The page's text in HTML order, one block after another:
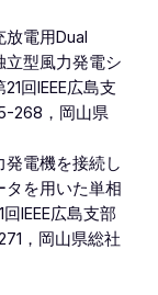
電用Dual
型風力発電シ
回IEEE広島支
268，岡山県
電機を接続し
タを用いた単相
IEEE広島支部
，岡山県総社